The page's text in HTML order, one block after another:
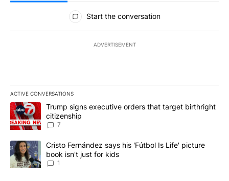
All Comments
Start the conversation
ADVERTISEMENT
ACTIVE CONVERSATIONS
The following is a list of the most commented articles in the last
A trending article titled "Trump signs executive orders that
Trump signs executive orders that target birthright
citizenship
7
A trending article titled "Cristo Fernández says his 'Fútbol Is
Cristo Fernández says his 'Fútbol Is Life' picture
book isn't just for kids
1